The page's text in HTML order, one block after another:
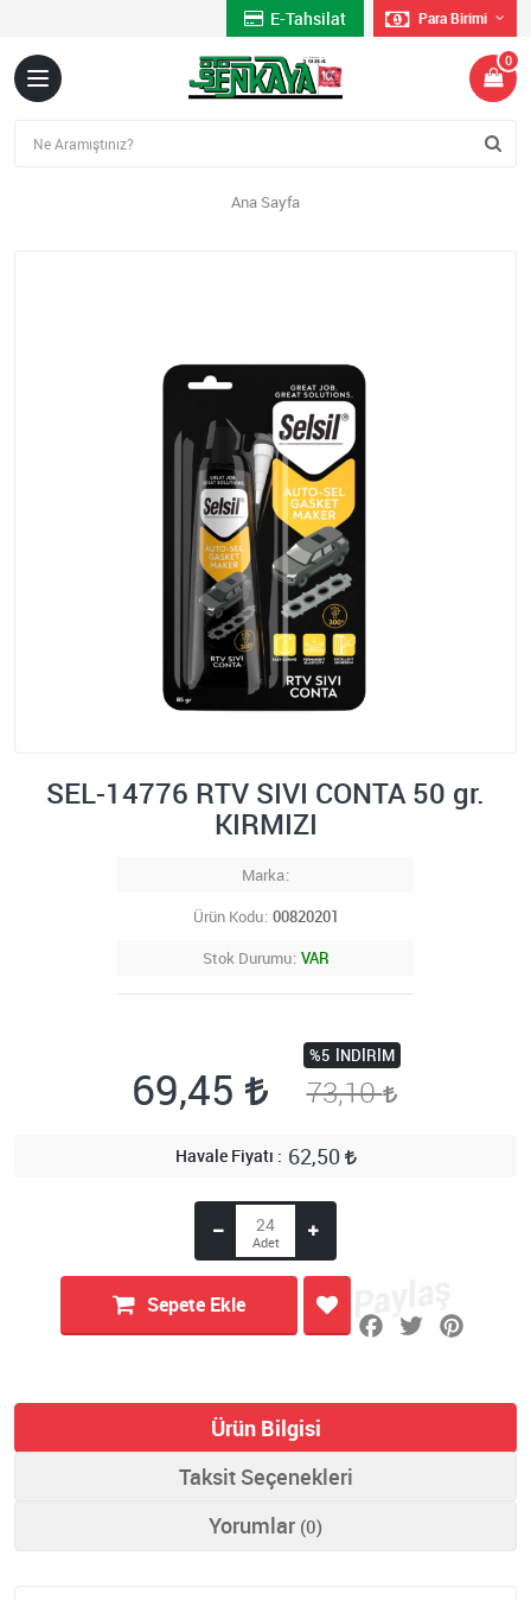
E-Tahsilat Para Birimi
0
Ana Sayfa
SEL-14776 RTV SIVI CONTA 50 gr.
KIRMIZI
Marka
Ürün Kodu 00820201
Stok Durumu VAR
69,45
%5 İNDIRIM
73,10
Havale Fiyatı 62,50
Sepete Ekle
Ürün Bilgisi
Taksit Seçenekleri
Yorumlar (0)